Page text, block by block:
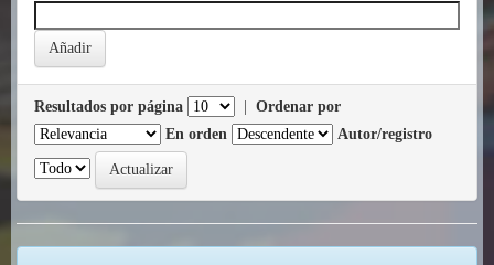
Resultados por página
Ordenar por
En orden
Autor/registro